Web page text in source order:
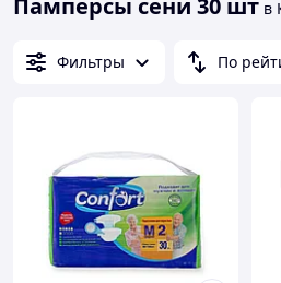
Памперсы сени 30 шт в
Фильтры По